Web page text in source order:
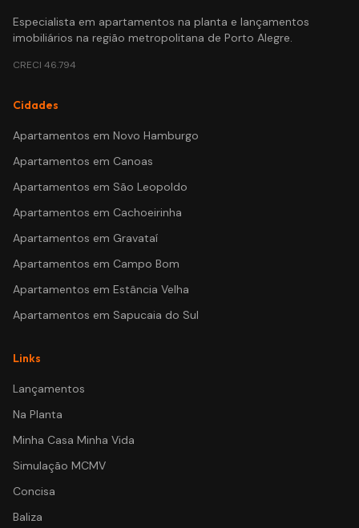
Especialista em apartamentos na planta e lançamentos
imobiliários na região metropolitana de Porto Alegre.
CRECI 46.794
Cidades
Apartamentos em Novo Hamburgo
Apartamentos em Canoas
Apartamentos em São Leopoldo
Apartamentos em Cachoeirinha
Apartamentos em Gravataí
Apartamentos em Campo Bom
Apartamentos em Estância Velha
Apartamentos em Sapucaia do Sul
Links
Lançamentos
Na Planta
Minha Casa Minha Vida
Simulação MCMV
Concisa
Baliza